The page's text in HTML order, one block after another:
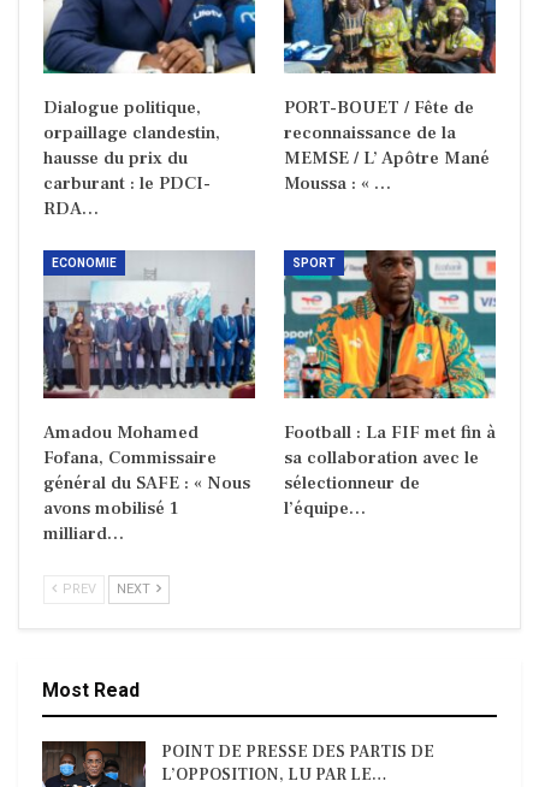
Dialogue politique,
orpaillage clandestin,
hausse du prix du
carburant : le PDCI-
RDA…
PORT-BOUET / Fête de
reconnaissance de la
MEMSE / L’ Apôtre Mané
Moussa : « …
ECONOMIE
Amadou Mohamed
Fofana, Commissaire
général du SAFE : « Nous
avons mobilisé 1
milliard…
SPORT
Football : La FIF met fin à
sa collaboration avec le
sélectionneur de
l’équipe…
PREV NEXT
Most Read
POINT DE PRESSE DES PARTIS DE
L’OPPOSITION, LU PAR LE…